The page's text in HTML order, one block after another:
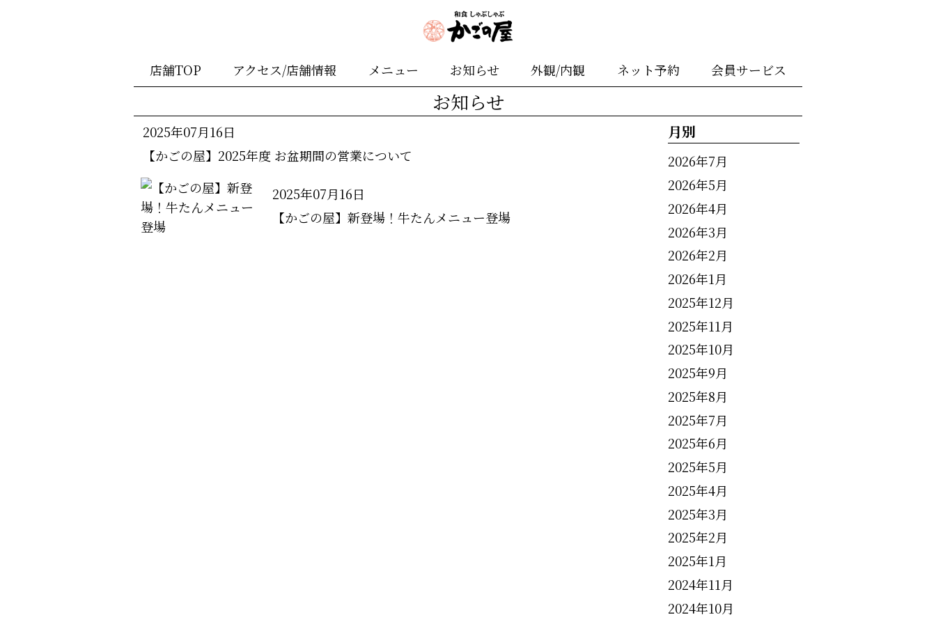
店舗TOP アクセス/店舗情報 メニュー お知らせ 外観/内観 ネット予約 会員サービス
お知らせ
2025年07月16日
【かごの屋】2025年度 お盆期間の営業について
2025年07月16日
【かごの屋】新登場！牛たんメニュー登場
月別
2026年7月
2026年5月
2026年4月
2026年3月
2026年2月
2026年1月
2025年12月
2025年11月
2025年10月
2025年9月
2025年8月
2025年7月
2025年6月
2025年5月
2025年4月
2025年3月
2025年2月
2025年1月
2024年11月
2024年10月